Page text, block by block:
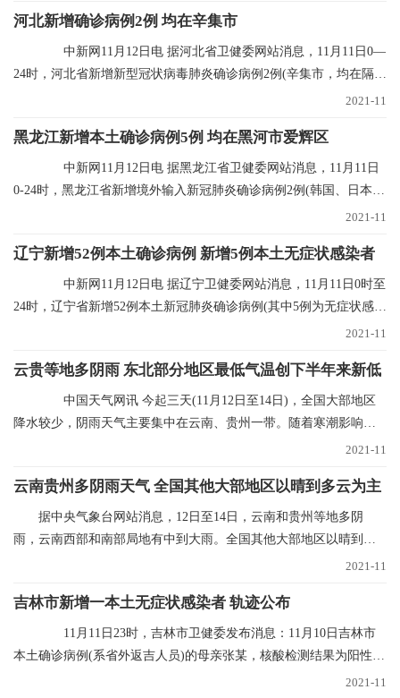
河北新增确诊病例2例 均在辛集市
中新网11月12日电 据河北省卫健委网站消息，11月11日0—
24时，河北省新增新型冠状病毒肺炎确诊病例2例(辛集市，均在隔离
2021-11
黑龙江新增本土确诊病例5例 均在黑河市爱辉区
中新网11月12日电 据黑龙江省卫健委网站消息，11月11日
0-24时，黑龙江省新增境外输入新冠肺炎确诊病例2例(韩国、日本输
2021-11
辽宁新增52例本土确诊病例 新增5例本土无症状感染者
中新网11月12日电 据辽宁卫健委网站消息，11月11日0时至
24时，辽宁省新增52例本土新冠肺炎确诊病例(其中5例为无症状感染
2021-11
云贵等地多阴雨 东北部分地区最低气温创下半年来新低
中国天气网讯 今起三天(11月12日至14日)，全国大部地区
降水较少，阴雨天气主要集中在云南、贵州一带。随着寒潮影响结
2021-11
云南贵州多阴雨天气 全国其他大部地区以晴到多云为主
据中央气象台网站消息，12日至14日，云南和贵州等地多阴
雨，云南西部和南部局地有中到大雨。全国其他大部地区以晴到多
2021-11
吉林市新增一本土无症状感染者 轨迹公布
11月11日23时，吉林市卫健委发布消息：11月10日吉林市
本土确诊病例(系省外返吉人员)的母亲张某，核酸检测结果为阳性，
2021-11